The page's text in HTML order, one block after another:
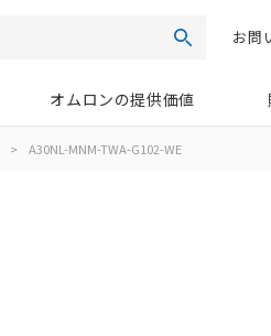
検索お問
オムロンの提供価値
> A30NL-MNM-TWA-G102-WE